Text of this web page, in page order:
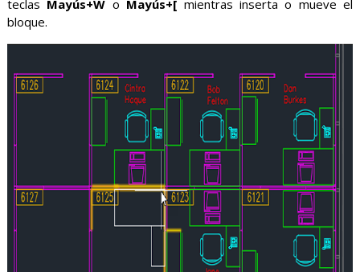
teclas Mayús+W o Mayús+[ mientras inserta o mueve el
bloque.